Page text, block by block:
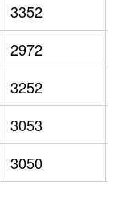
3352
2972
3252
3053
3050